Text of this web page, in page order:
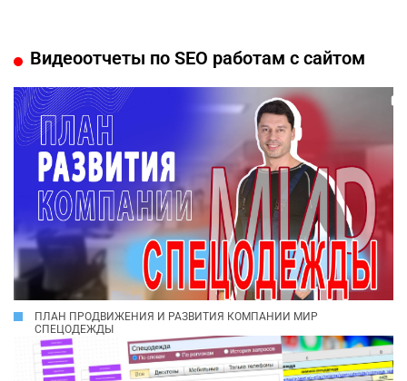
Видеоотчеты по SEO работам с сайтом
ПЛАН ПРОДВИЖЕНИЯ И РАЗВИТИЯ КОМПАНИИ МИР
СПЕЦОДЕЖДЫ